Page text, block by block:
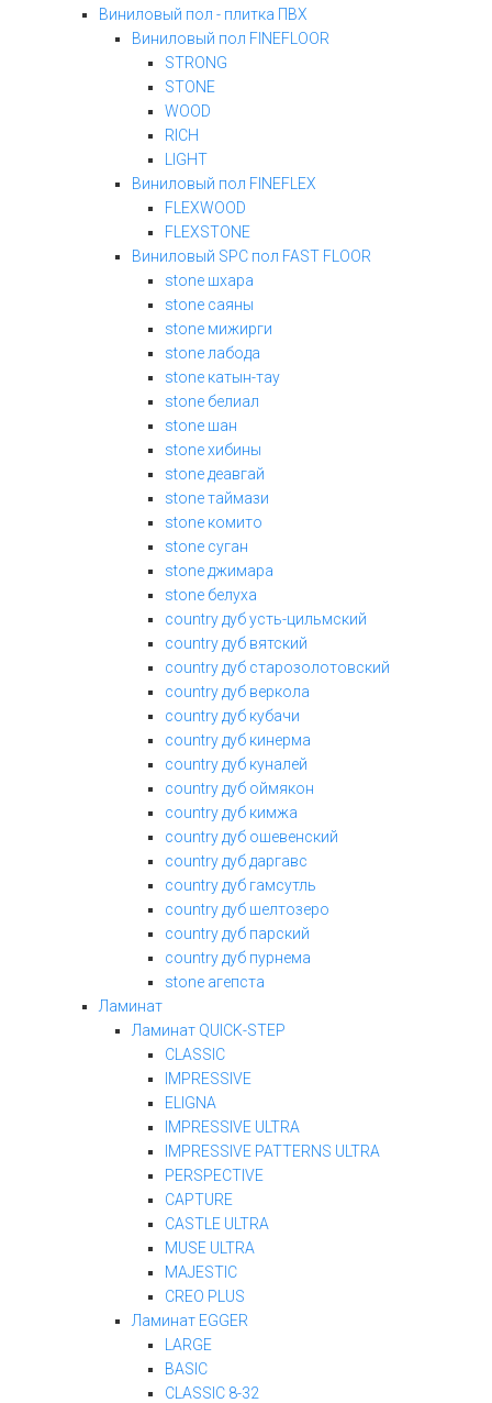
Виниловый пол - плитка ПВХ
Виниловый пол FINEFLOOR
STRONG
STONE
WOOD
RICH
LIGHT
Виниловый пол FINEFLEX
FLEXWOOD
FLEXSTONE
Виниловый SPC пол FAST FLOOR
stone шхара
stone саяны
stone мижирги
stone лабода
stone катын-тау
stone белиал
stone шан
stone хибины
stone деавгай
stone таймази
stone комито
stone суган
stone джимара
stone белуха
country дуб усть-цильмский
country дуб вятский
country дуб старозолотовский
country дуб веркола
country дуб кубачи
country дуб кинерма
country дуб куналей
country дуб оймякон
country дуб кимжа
country дуб ошевенский
country дуб даргавс
country дуб гамсутль
country дуб шелтозеро
country дуб парский
country дуб пурнема
stone агепста
Ламинат
Ламинат QUICK-STEP
CLASSIC
IMPRESSIVE
ELIGNA
IMPRESSIVE ULTRA
IMPRESSIVE PATTERNS ULTRA
PERSPECTIVE
CAPTURE
CASTLE ULTRA
MUSE ULTRA
MAJESTIC
CREO PLUS
Ламинат EGGER
LARGE
BASIC
CLASSIC 8-32